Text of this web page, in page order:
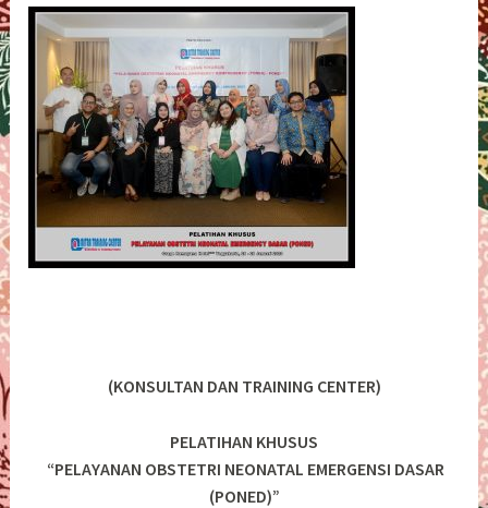
(KONSULTAN DAN TRAINING CENTER)
PELATIHAN KHUSUS
“PELAYANAN OBSTETRI NEONATAL EMERGENSI DASAR
(PONED)”